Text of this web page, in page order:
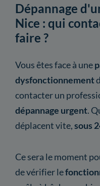
Dépannage
Nice : qui
faire ?
Vous êtes face à une
dysfonctionnement
contacter un
dépannage urgent.
déplacent vite,sous
Ce sera le moment
de vérifier le